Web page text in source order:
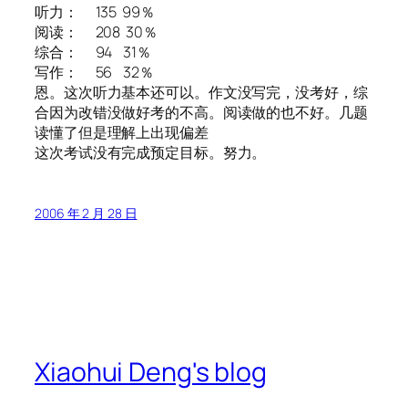
听力： 135 99％
阅读： 208 30％
综合： 94 31％
写作： 56 32％
恩。这次听力基本还可以。作文没写完，没考好，综
合因为改错没做好考的不高。阅读做的也不好。几题
读懂了但是理解上出现偏差
这次考试没有完成预定目标。努力。
2006 年 2 月 28 日
Xiaohui Deng's blog